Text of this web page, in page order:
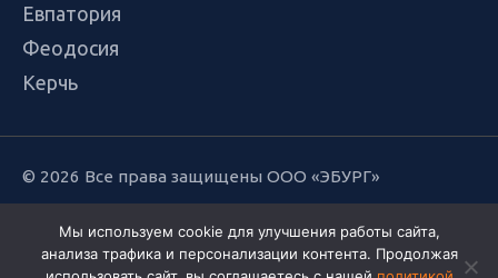
Евпатория
Феодосия
Керчь
© 2026 Все права защищены ООО «ЭБУРГ»
Политика обработки персональных данных
Мы используем cookie для улучшения работы сайта,
анализа трафика и персонализации контента. Продолжая